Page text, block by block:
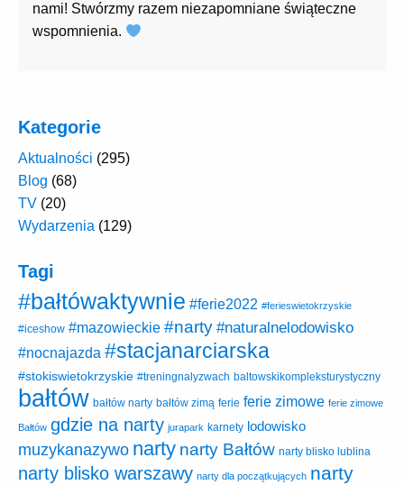
nami! Stwórzmy razem niezapomniane świąteczne
wspomnienia.
Kategorie
Aktualności (295)
Blog (68)
TV (20)
Wydarzenia (129)
Tagi
#bałtówaktywnie #ferie2022 #ferieswietokrzyskie
#iceshow #mazowieckie #narty #naturalnelodowisko
#nocnajazda #stacjanarciarska
#stokiswietokrzyskie #treningnalyzwach baltowskikompleksturystyczny
bałtów bałtów narty bałtów zimą ferie ferie zimowe ferie zimowe
Bałtów gdzie na narty jurapark karnety lodowisko
muzykanazywo narty narty Bałtów narty blisko lublina
narty blisko warszawy narty dla początkujących narty